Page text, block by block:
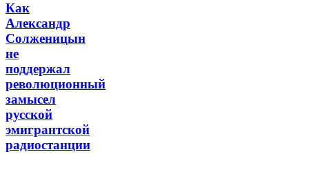
Как
Александр
Солженицын
не
поддержал
революционный
замысел
русской
эмигрантской
радиостанции